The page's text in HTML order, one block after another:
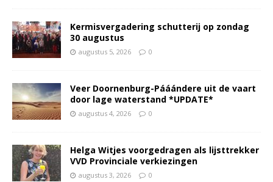
Kermisvergadering schutterij op zondag
30 augustus
augustus 5, 2026 0
Veer Doornenburg-Pááándere uit de vaart
door lage waterstand *UPDATE*
augustus 4, 2026 0
Helga Witjes voorgedragen als lijsttrekker
VVD Provinciale verkiezingen
augustus 3, 2026 0